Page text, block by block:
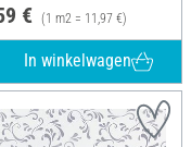
€ (1 m2 = 11,97 €)
In winkelwagen